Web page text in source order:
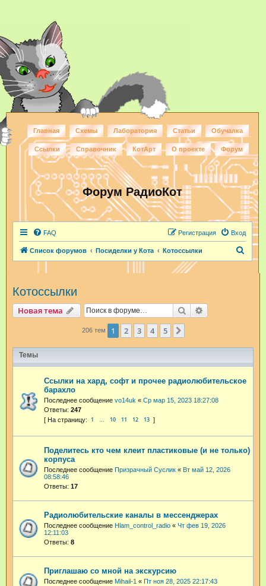
Главная Схемы Лаборатория Статьи Обучалка
Ссылки Справочник КотАрт О проекте Форум
Форум РадиоКот
FAQ Вход
Регистрация
Список форумов Посиделки у Кота Котоссылки
Котоссылки
Новая тема Поиск
206 тем 1 2 3 4 5
Темы
Ссылки на хард, софт и прочее радиолюбительское
барахло
Последнее сообщение vo14uk « Ср мар 15, 2023 18:27:08
Ответы: 247
1 … 10 11 12 13
Поделитесь кто чем клеит пластиковые (и не только)
корпуса
Последнее сообщение Призрачный Суслик « Вт май 12, 2026
08:58:46
Ответы: 17
Радиолюбительские каналы в мессенджерах
Последнее сообщение Hlam_control_radio « Чт фев 19, 2026
12:11:03
Ответы: 8
Приглашаю со мной на экскурсию
Последнее сообщение Mihail-1 « Пт ноя 28, 2025 22:17:43